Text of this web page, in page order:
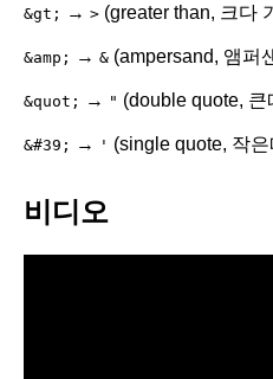
&gt; → > (greater than, 크다
&amp; → & (ampersand, 앰퍼
&quot; → " (double quote, 큰
&#39; → ' (single quote, 작
비디오